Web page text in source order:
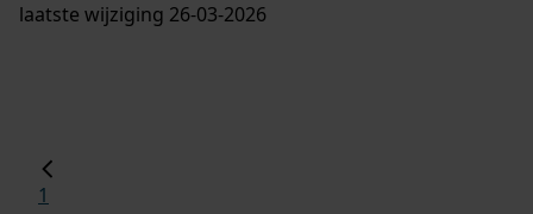
laatste wijziging 26-03-2026
1